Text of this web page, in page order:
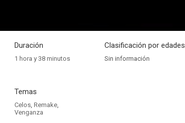
Duración
1 hora y 38 minutos
Clasificación por edades
Sin información
Temas
Celos, Remake,
Venganza